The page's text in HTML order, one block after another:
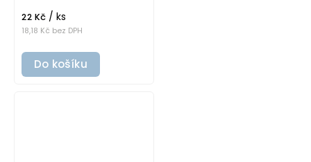
18,18 Kč bez DPH
22 Kč / ks
Do košíku